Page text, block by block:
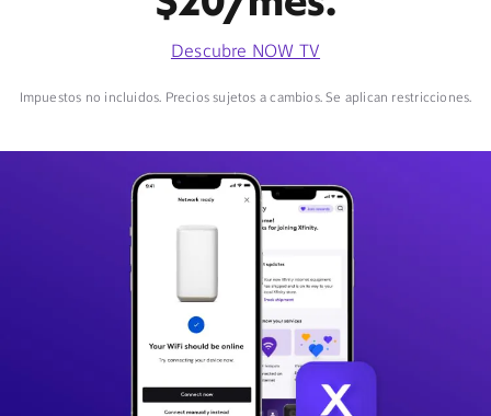
Descubre NOW TV
Impuestos no incluidos. Precios sujetos a cambios. Se aplican restricciones.